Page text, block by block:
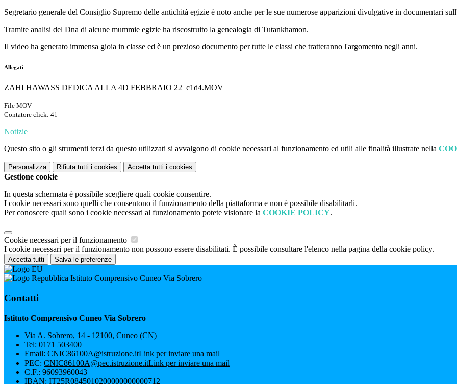
Segretario generale del Consiglio Supremo delle antichità egizie è noto anche per le sue numerose apparizioni divulgative in documentari
Tramite analisi del Dna di alcune mummie egizie ha riscostruito la genealogia di Tutankhamon.
Il video ha generato immensa gioia in classe ed è un prezioso documento per tutte le classi che tratteranno l'argomento negli anni.
Allegati
ZAHI HAWASS DEDICA ALLA 4D FEBBRAIO 22_c1d4.MOV
File MOV
Contatore click: 41
Notizie
Questo sito o gli strumenti terzi da questo utilizzati si avvalgono di cookie necessari al funzionamento ed utili alle finalità illustrate nella
Personalizza Rifiuta tutti i cookies Accetta tutti i cookies
Gestione cookie
In questa schermata è possibile scegliere quali cookie consentire.
I cookie necessari sono quelli che consentono il funzionamento della piattaforma e non è possibile disabilitarli.
Per conoscere quali sono i cookie necessari al funzionamento potete visionare la COOKIE POLICY.
Cookie necessari per il funzionamento
I cookie necessari per il funzionamento non possono essere disabilitati. È possibile consultare l'elenco nella pagina della cookie policy.
Accetta tutti Salva le preferenze
Istituto Comprensivo Cuneo Via Sobrero
Contatti
Istituto Comprensivo Cuneo Via Sobrero
Via A. Sobrero, 14 - 12100, Cuneo (CN)
Tel: 0171 503400
Email: CNIC86100A@istruzione.itLink per inviare una mail
PEC: CNIC86100A@pec.istruzione.itLink per inviare una mail
C.F.: 96093960043
IBAN: IT25R0845010200000000000712